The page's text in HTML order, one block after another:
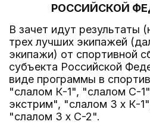
РОССИЙСКОЙ
В зачет идут результаты
трех лучших экипажей
экипажи) от спортивной
субъекта Российской
виде программы в
"слалом К-1", "слалом С-
экстрим", "слалом 3 x К-
"слалом 3 x С-2".